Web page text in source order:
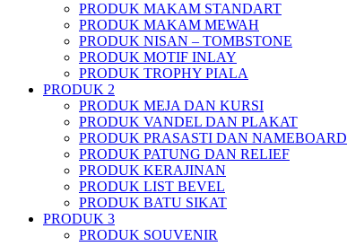
PRODUK MAKAM STANDART
PRODUK MAKAM MEWAH
PRODUK NISAN – TOMBSTONE
PRODUK MOTIF INLAY
PRODUK TROPHY PIALA
PRODUK 2
PRODUK MEJA DAN KURSI
PRODUK VANDEL DAN PLAKAT
PRODUK PRASASTI DAN NAMEBOARD
PRODUK PATUNG DAN RELIEF
PRODUK KERAJINAN
PRODUK LIST BEVEL
PRODUK BATU SIKAT
PRODUK 3
PRODUK SOUVENIR